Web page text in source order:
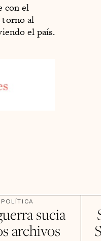
con el
torno al
el país.
POLÍTICA
sucia
archivos